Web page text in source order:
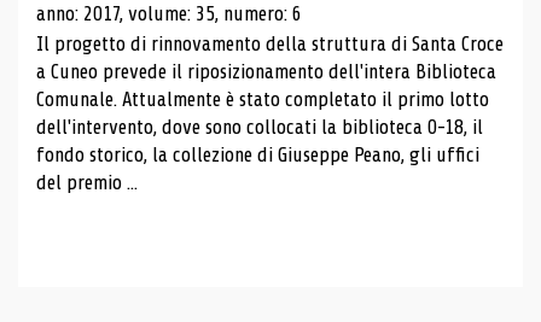
anno: 2017, volume: 35, numero: 6
Il progetto di rinnovamento della struttura di Santa Croce
a Cuneo prevede il riposizionamento dell'intera Biblioteca
Comunale. Attualmente è stato completato il primo lotto
dell'intervento, dove sono collocati la biblioteca 0-18, il
fondo storico, la collezione di Giuseppe Peano, gli uffici
del premio ...